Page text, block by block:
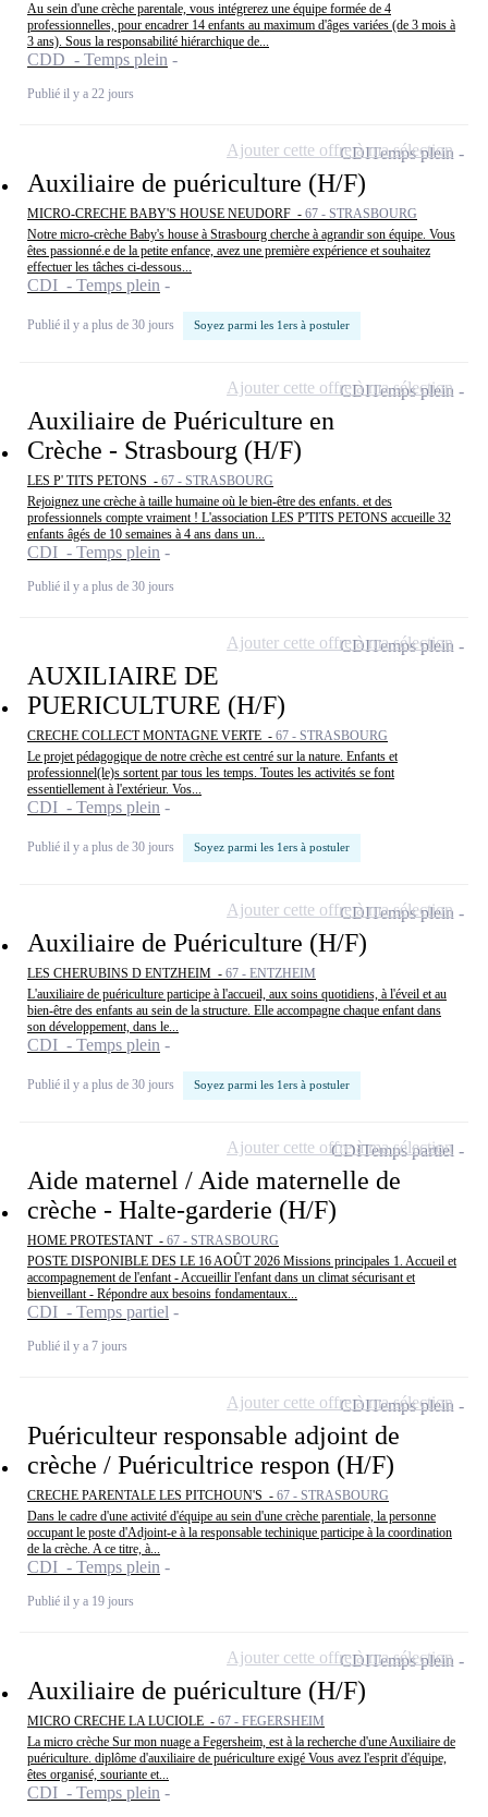
Au sein d'une crèche parentale, vous intégrerez une équipe formée de 4
professionnelles, pour encadrer 14 enfants au maximum d'âges variées (de 3 mois à
3 ans). Sous la responsabilité hiérarchique de...
CDD - Temps plein
Publié il y a 22 jours
Auxiliaire de puériculture (H/F)
MICRO-CRECHE BABY'S HOUSE NEUDORF - 67 - STRASBOURG
Notre micro-crèche Baby's house à Strasbourg cherche à agrandir son équipe. Vous
êtes passionné.e de la petite enfance, avez une première expérience et souhaitez
effectuer les tâches ci-dessous...
CDI - Temps plein
Publié il y a plus de 30 jours Soyez parmi les 1ers à postuler
CDITemps plein
Ajouter cette offre à ma sélection
Auxiliaire de Puériculture en
Crèche - Strasbourg (H/F)
LES P' TITS PETONS - 67 - STRASBOURG
Rejoignez une crèche à taille humaine où le bien-être des enfants. et des
professionnels compte vraiment ! L'association LES P'TITS PETONS accueille 32
enfants âgés de 10 semaines à 4 ans dans un...
CDI - Temps plein
Publié il y a plus de 30 jours
CDITemps plein
Ajouter cette offre à ma sélection
AUXILIAIRE DE
PUERICULTURE (H/F)
CRECHE COLLECT MONTAGNE VERTE - 67 - STRASBOURG
Le projet pédagogique de notre crèche est centré sur la nature. Enfants et
professionnel(le)s sortent par tous les temps. Toutes les activités se font
essentiellement à l'extérieur. Vos...
CDI - Temps plein
Publié il y a plus de 30 jours Soyez parmi les 1ers à postuler
CDITemps plein
Ajouter cette offre à ma sélection
Auxiliaire de Puériculture (H/F)
LES CHERUBINS D ENTZHEIM - 67 - ENTZHEIM
L'auxiliaire de puériculture participe à l'accueil, aux soins quotidiens, à l'éveil et au
bien-être des enfants au sein de la structure. Elle accompagne chaque enfant dans
son développement, dans le...
CDI - Temps plein
Publié il y a plus de 30 jours Soyez parmi les 1ers à postuler
CDITemps plein
Ajouter cette offre à ma sélection
Aide maternel / Aide maternelle de
crèche - Halte-garderie (H/F)
HOME PROTESTANT - 67 - STRASBOURG
POSTE DISPONIBLE DES LE 16 AOÛT 2026 Missions principales 1. Accueil et
accompagnement de l'enfant - Accueillir l'enfant dans un climat sécurisant et
bienveillant - Répondre aux besoins fondamentaux...
CDI - Temps partiel
Publié il y a 7 jours
CDITemps partiel
Ajouter cette offre à ma sélection
Puériculteur responsable adjoint de
crèche / Puéricultrice respon (H/F)
CRECHE PARENTALE LES PITCHOUN'S - 67 - STRASBOURG
Dans le cadre d'une activité d'équipe au sein d'une crèche parentiale, la personne
occupant le poste d'Adjoint-e à la responsable techinique participe à la coordination
de la crèche. A ce titre, à...
CDI - Temps plein
Publié il y a 19 jours
CDITemps plein
Ajouter cette offre à ma sélection
Auxiliaire de puériculture (H/F)
MICRO CRECHE LA LUCIOLE - 67 - FEGERSHEIM
La micro crèche Sur mon nuage a Fegersheim, est à la recherche d'une Auxiliaire de
puériculture. diplôme d'auxiliaire de puériculture exigé Vous avez l'esprit d'équipe,
êtes organisé, souriante et...
CDI - Temps plein
CDITemps plein
Ajouter cette offre à ma sélection